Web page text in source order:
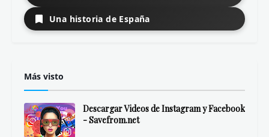
Una historia de España
Más visto
Descargar Videos de Instagram y Facebook
- Savefrom.net